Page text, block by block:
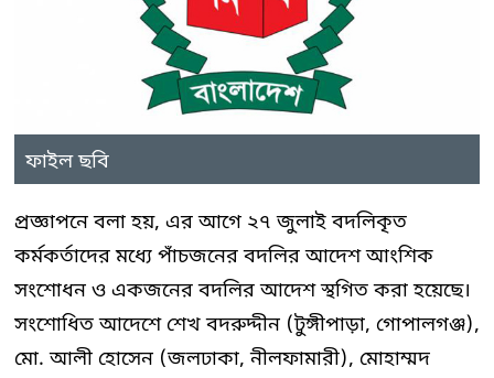
ফাইল ছবি
প্রজ্ঞাপনে বলা হয়, এর আগে ২৭ জুলাই বদলিকৃত
কর্মকর্তাদের মধ্যে পাঁচজনের বদলির আদেশ আংশিক
সংশোধন ও একজনের বদলির আদেশ স্থগিত করা হয়েছে।
সংশোধিত আদেশে শেখ বদরুদ্দীন (টুঙ্গীপাড়া, গোপালগঞ্জ),
মো. আলী হোসেন (জলঢাকা, নীলফামারী), মোহাম্মদ